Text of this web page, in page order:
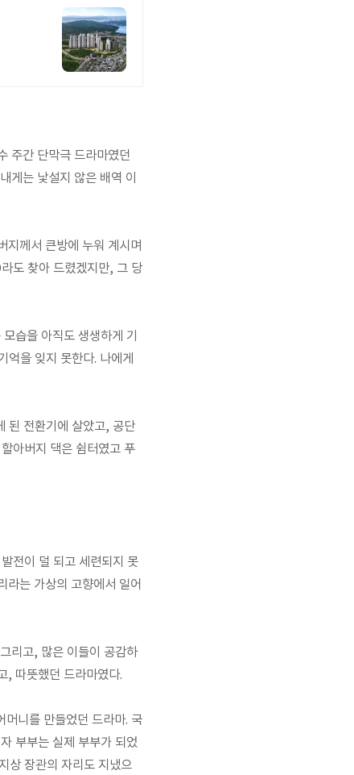
주간 단막극 드라마였던
게는 낯설지 않은 배역 이
지께서 큰방에 누워 계시며
도 찾아 드렸겠지만, 그 당
습을 아직도 생생하게 기
을 잊지 못한다. 나에게
된 전환기에 살았고, 공단
아버지 댁은 쉼터였고 푸
전이 덜 되고 세련되지 못
라는 가상의 고향에서 일어
리고, 많은 이들이 공감하
, 따뜻했던 드라마였다.
니를 만들었던 드라마. 국
부부는 실제 부부가 되었
상 장관의 자리도 지냈으